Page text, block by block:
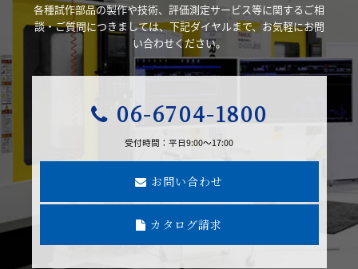
各種試作部品の製作や技術、評価測定サービス等に関するご相
談・ご質問につきましては、下記ダイヤルまで、お気軽にお問
い合わせください。
06-6704-1800
受付時間：平日9:00～17:00
お問い合わせ
カタログ請求